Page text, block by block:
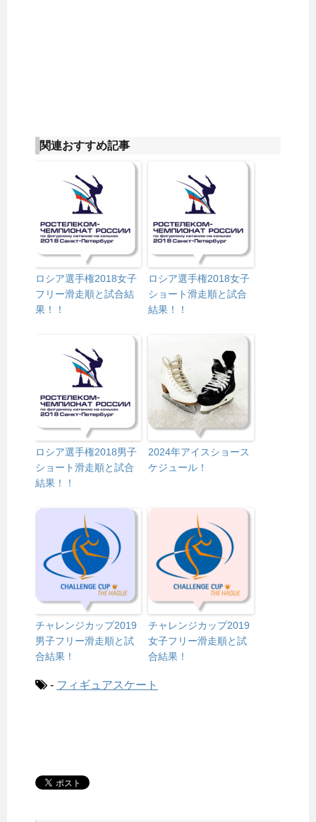
関連おすすめ記事
ロシア選手権2018女子
フリー滑走順と試合結
果！！
ロシア選手権2018女子
ショート滑走順と試合
結果！！
ロシア選手権2018男子
ショート滑走順と試合
結果！！
2024年アイスショース
ケジュール！
チャレンジカップ2019
男子フリー滑走順と試
合結果！
チャレンジカップ2019
女子フリー滑走順と試
合結果！
- フィギュアスケート